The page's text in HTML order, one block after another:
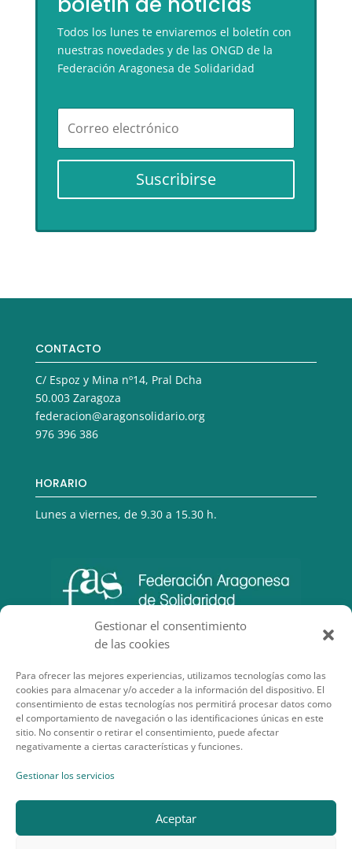
Gestionar el consentimiento
de las cookies
Para ofrecer las mejores experiencias, utilizamos tecnologías como las
cookies para almacenar y/o acceder a la información del dispositivo. El
consentimiento de estas tecnologías nos permitirá procesar datos como
el comportamiento de navegación o las identificaciones únicas en este
sitio. No consentir o retirar el consentimiento, puede afectar
negativamente a ciertas características y funciones.
Gestionar los servicios
Aceptar
Todos los lunes te enviaremos el boletín con
nuestras novedades y de las ONGD de la
Federación Aragonesa de Solidaridad
Suscribirse
CONTACTO
C/ Espoz y Mina nº14, Pral Dcha
50.003 Zaragoza
federacion@aragonsolidario.org
976 396 386
HORARIO
Lunes a viernes, de 9.30 a 15.30 h.
SECCIONES DE INTERÉS